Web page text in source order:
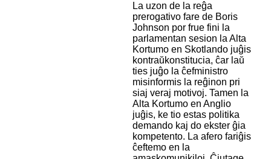
La uzon de la reĝa
prerogativo fare de Boris
Johnson por frue fini la
parlamentan sesion la Alta
Kortumo en Skotlando juĝis
kontraŭkonstitucia, ĉar laŭ
ties juĝo la ĉefministro
misinformis la reĝinon pri
siaj veraj motivoj. Tamen la
Alta Kortumo en Anglio
juĝis, ke tio estas politika
demando kaj do ekster ĝia
kompetento. La afero fariĝis
ĉeftemo en la